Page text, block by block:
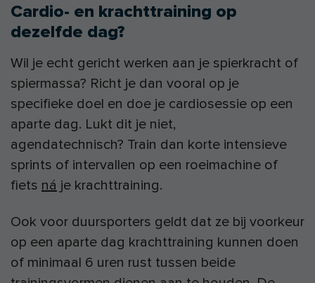
Cardio- en krachttraining op
dezelfde dag?
Wil je echt gericht werken aan je spierkracht of
spiermassa? Richt je dan vooral op je
specifieke doel en doe je cardiosessie op een
aparte dag. Lukt dit je niet,
agendatechnisch? Train dan korte intensieve
sprints of intervallen op een roeimachine of
fiets ná je krachttraining.
Ook voor duursporters geldt dat ze bij voorkeur
op een aparte dag krachttraining kunnen doen
of minimaal 6 uren rust tussen beide